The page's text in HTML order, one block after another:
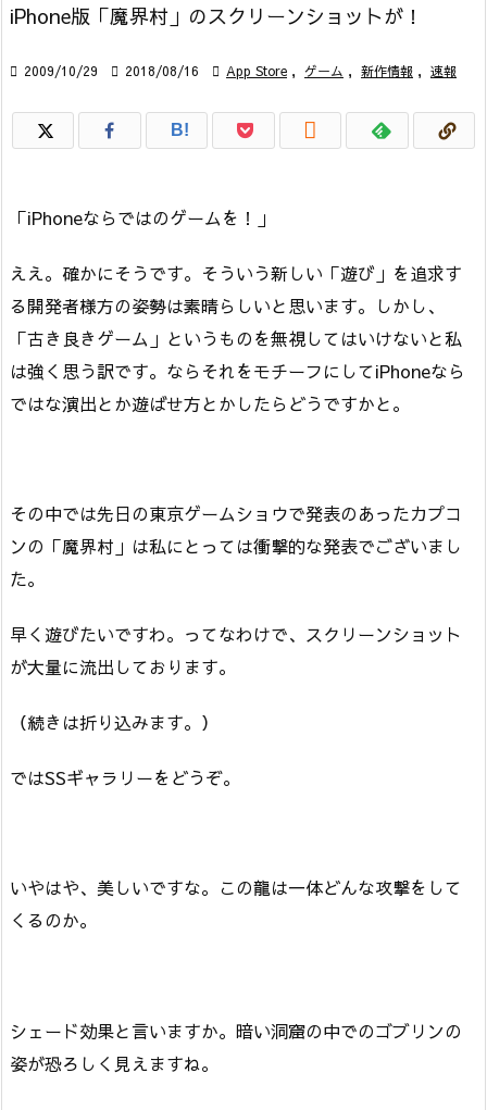
iPhone版「魔界村」のスクリーンショットが！
 2009/10/29  2018/08/16  App Store , ゲーム , 新作情報 , 速報
B! 
「iPhoneならではのゲームを！」
ええ。確かにそうです。そういう新しい「遊び」を追求す
る開発者様方の姿勢は素晴らしいと思います。しかし、
「古き良きゲーム」というものを無視してはいけないと私
は強く思う訳です。ならそれをモチーフにしてiPhoneなら
ではな演出とか遊ばせ方とかしたらどうですかと。
その中では先日の東京ゲームショウで発表のあったカプコ
ンの「魔界村」は私にとっては衝撃的な発表でございまし
た。
早く遊びたいですわ。ってなわけで、スクリーンショット
が大量に流出しております。
（続きは折り込みます。）
ではSSギャラリーをどうぞ。
いやはや、美しいですな。この龍は一体どんな攻撃をして
くるのか。
シェード効果と言いますか。暗い洞窟の中でのゴブリンの
姿が恐ろしく見えますね。